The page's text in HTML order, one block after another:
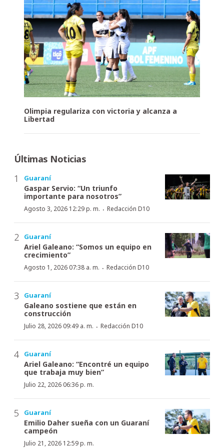
Olimpia regulariza con victoria y alcanza a
Libertad
Últimas Noticias
Guaraní
Gaspar Servio: “Un triunfo
importante para nosotros”
Agosto 3, 2026 12:29 p. m. · Redacción D10
Guaraní
Ariel Galeano: “Somos un equipo en
crecimiento”
Agosto 1, 2026 07:38 a. m. · Redacción D10
Guaraní
Galeano sostiene que están en
construcción
Julio 28, 2026 09:49 a. m. · Redacción D10
Guaraní
Ariel Galeano: “Encontré un equipo
que trabaja muy bien”
Julio 22, 2026 06:36 p. m.
Guaraní
Emilio Daher sueña con un Guaraní
campeón
Julio 21, 2026 12:59 p. m.